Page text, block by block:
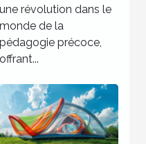
une révolution dans le
monde de la
pédagogie précoce,
offrant...